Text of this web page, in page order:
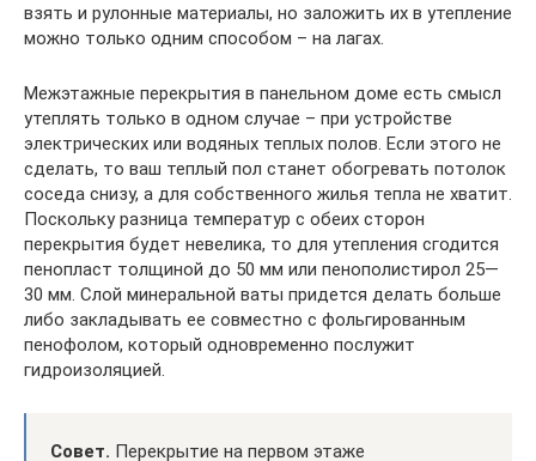
взять и рулонные материалы, но заложить их в утепление
можно только одним способом – на лагах.
Межэтажные перекрытия в панельном доме есть смысл
утеплять только в одном случае – при устройстве
электрических или водяных теплых полов. Если этого не
сделать, то ваш теплый пол станет обогревать потолок
соседа снизу, а для собственного жилья тепла не хватит.
Поскольку разница температур с обеих сторон
перекрытия будет невелика, то для утепления сгодится
пенопласт толщиной до 50 мм или пенополистирол 25—
30 мм. Слой минеральной ваты придется делать больше
либо закладывать ее совместно с фольгированным
пенофолом, который одновременно послужит
гидроизоляцией.
Совет. Перекрытие на первом этаже